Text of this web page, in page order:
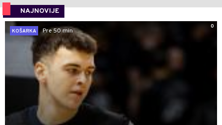
NAJNOVIJE
0
KOŠARKA
Pre 50 min